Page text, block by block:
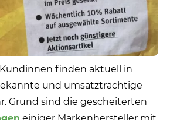
finden aktuell in
und umsatzträchtige
Grund sind die gescheiterten